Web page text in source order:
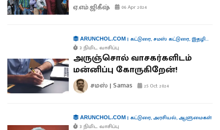
ஏ.எம்.ஜிகீஷ் 06 Apr 2024
ARUNCHOL.COM| கட்டுரை, சமஸ் கட்டுரை, இதழியல்
3 நிமிட வாசிப்பு
அருஞ்சொல் வாசகர்களிடம்
மன்னிப்பு கோருகிறேன்!
சமஸ் | Samas 25 Oct 2024
ARUNCHOL.COM| கட்டுரை,அரசியல்,ஆளுமைகள்
3 நிமிட வாசிப்பு